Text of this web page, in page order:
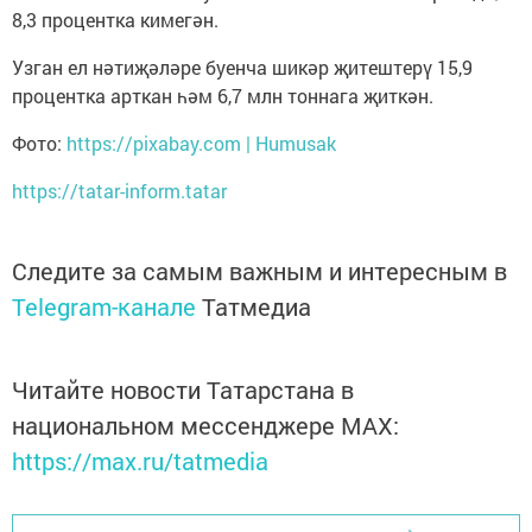
8,3 процентка кимегән.
Узган ел нәтиҗәләре буенча шикәр җитештерү 15,9
процентка арткан һәм 6,7 млн тоннага җиткән.
Фото: https://pixabay.com | Humusak
https://tatar-inform.tatar
Следите за самым важным и интересным в
Telegram-канале Татмедиа
Читайте новости Татарстана в
национальном мессенджере MАХ:
https://max.ru/tatmedia